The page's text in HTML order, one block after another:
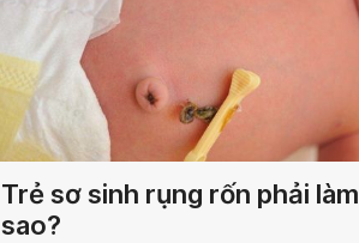
Trẻ sơ sinh rụng rốn phải làm
sao?